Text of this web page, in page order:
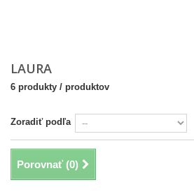
LAURA
6 produkty / produktov
Zoradiť podľa
Porovnať (0)